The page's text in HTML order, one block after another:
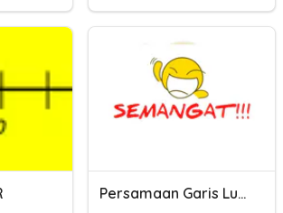
Persamaan Garis Lurus